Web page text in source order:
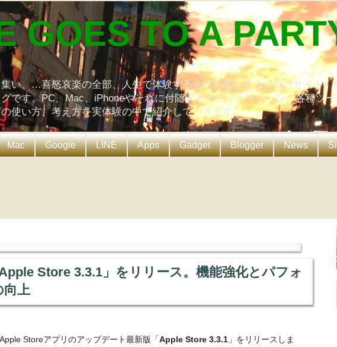
GOES TO A
い、…喜怒哀楽の全部、人生で体験する全てを楽しもうブログサイト
です。PC、Mac、iPhoneやそれに付随するアプリケーション、各種ツ
使い方、考え方を実体験の中で紹介していきます。
Mac Google LINE Apps Gadget Blogger News
Store 3.3.1」をリリース。機能強化とパフォ
向上
Storeアプリのアップデート最新版「Apple Store 3.3.1 」をリリースしま